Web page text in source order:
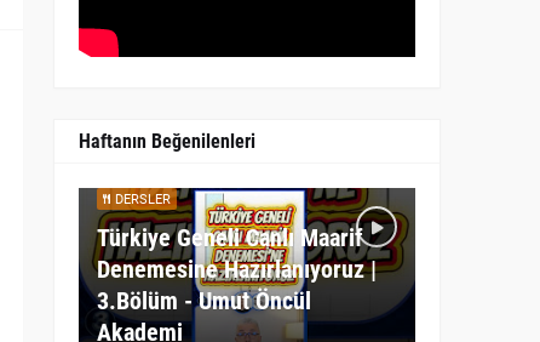
Haftanın Beğenilenleri
DERSLER
Türkiye Geneli Canlı Maarif
Denemesine Hazırlanıyoruz |
3.Bölüm - Umut Öncül
Akademi